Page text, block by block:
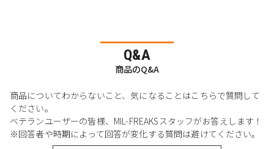
Q&A
商品のQ&A
商品についてわからないこと、気になることはこちらで質問して
ください。
ベテランユーザーの皆様、MIL-FREAKSスタッフがお答えします！
※回答者や時期によって回答が変化する質問は避けてください。